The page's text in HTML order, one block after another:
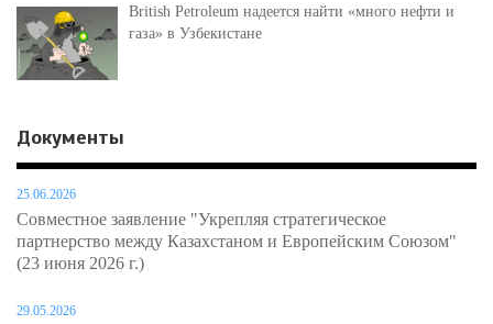
British Petroleum надеется найти «много нефти и
газа» в Узбекистане
Документы
25.06.2026
Совместное заявление "Укрепляя стратегическое
партнерство между Казахстаном и Европейским Союзом"
(23 июня 2026 г.)
29.05.2026